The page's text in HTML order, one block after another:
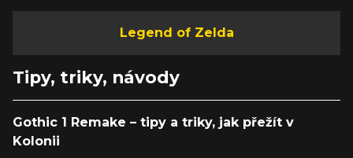
Legend of Zelda
Tipy, triky, návody
Gothic 1 Remake – tipy a triky, jak přežít v
Kolonii